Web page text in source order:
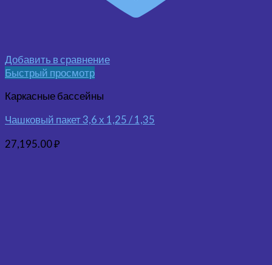
Добавить в сравнение
Быстрый просмотр
Каркасные бассейны
Чашковый пакет 3,6 х 1,25 / 1,35
27,195.00₽